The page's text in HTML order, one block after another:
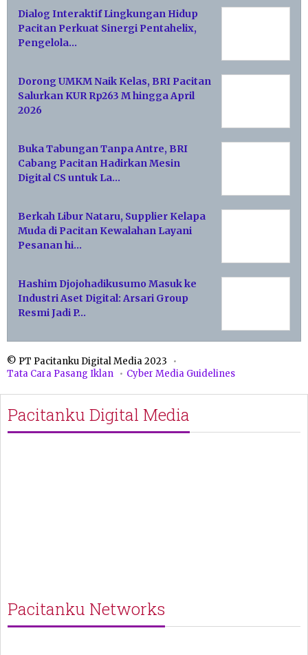
Dialog Interaktif Lingkungan Hidup
Pacitan Perkuat Sinergi Pentahelix,
Pengelola…
Dorong UMKM Naik Kelas, BRI Pacitan
Salurkan KUR Rp263 M hingga April
2026
Buka Tabungan Tanpa Antre, BRI
Cabang Pacitan Hadirkan Mesin
Digital CS untuk La…
Berkah Libur Nataru, Supplier Kelapa
Muda di Pacitan Kewalahan Layani
Pesanan hi…
Hashim Djojohadikusumo Masuk ke
Industri Aset Digital: Arsari Group
Resmi Jadi P…
© PT Pacitanku Digital Media 2023
Tata Cara Pasang Iklan
Cyber Media Guidelines
Pacitanku Digital Media
Pacitanku Networks